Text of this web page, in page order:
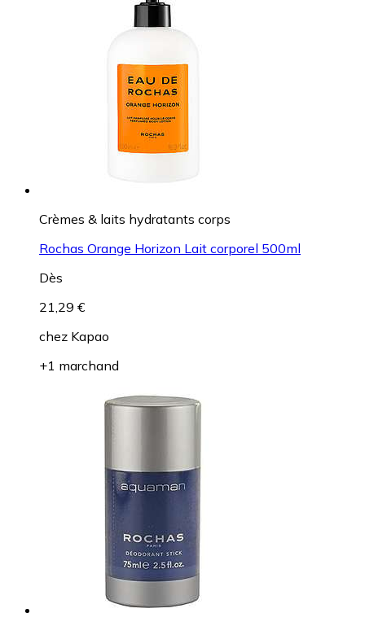
Crèmes & laits hydratants corps
Rochas Orange Horizon Lait corporel 500ml
Dès
21,29 €
chez Kapao
+1 marchand